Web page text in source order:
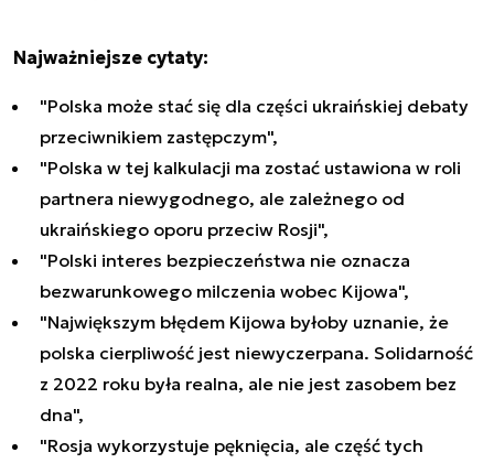
Najważniejsze cytaty:
"Polska może stać się dla części ukraińskiej debaty
przeciwnikiem zastępczym",
"Polska w tej kalkulacji ma zostać ustawiona w roli
partnera niewygodnego, ale zależnego od
ukraińskiego oporu przeciw Rosji",
"Polski interes bezpieczeństwa nie oznacza
bezwarunkowego milczenia wobec Kijowa",
"Największym błędem Kijowa byłoby uznanie, że
polska cierpliwość jest niewyczerpana. Solidarność
z 2022 roku była realna, ale nie jest zasobem bez
dna",
"Rosja wykorzystuje pęknięcia, ale część tych